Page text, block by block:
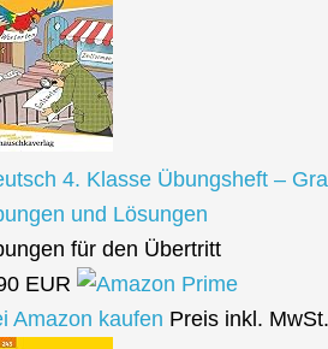
4. Klasse Übungsheft –
und Lösungen
für den Übertritt
EUR
Amazon kaufen Preis inkl.